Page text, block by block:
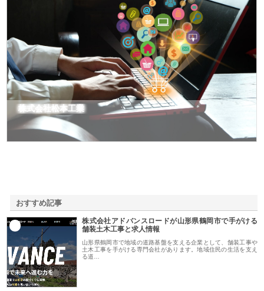
株式会社松本工業
おすすめ記事
株式会社アドバンスロードが山形県鶴岡市で手がける
舗装土木工事と求人情報
山形県鶴岡市で地域の道路基盤を支える企業として、舗装工事や
土木工事を手がける専門会社があります。地域住民の生活を支え
る道…